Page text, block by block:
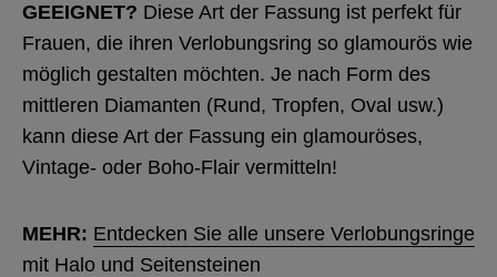
GEEIGNET? Diese Art der Fassung ist perfekt für
Frauen, die ihren Verlobungsring so glamourös wie
möglich gestalten möchten. Je nach Form des
mittleren Diamanten (Rund, Tropfen, Oval usw.)
kann diese Art der Fassung ein glamouröses,
Vintage- oder Boho-Flair vermitteln!
MEHR: Entdecken Sie alle unsere Verlobungsringe
mit Halo und Seitensteinen